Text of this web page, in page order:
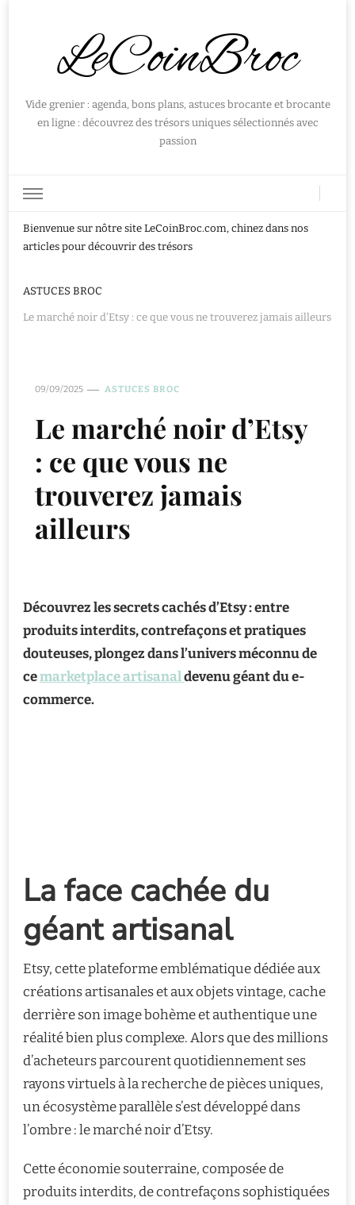
LeCoinBroc
Vide grenier : agenda, bons plans, astuces brocante et brocante
en ligne : découvrez des trésors uniques sélectionnés avec
passion
Bienvenue sur nôtre site LeCoinBroc.com, chinez dans nos
articles pour découvrir des trésors
ASTUCES BROC
Le marché noir d’Etsy : ce que vous ne trouverez jamais ailleurs
09/09/2025 ASTUCES BROC
Le marché noir d’Etsy
: ce que vous ne
trouverez jamais
ailleurs
Découvrez les secrets cachés d’Etsy : entre
produits interdits, contrefaçons et pratiques
douteuses, plongez dans l’univers méconnu de
cemarketplace artisanaldevenu géant du e-
commerce.
La face cachée du
géant artisanal
Etsy, cette plateforme emblématique dédiée aux
créations artisanales et aux objets vintage, cache
derrière son image bohème et authentique une
réalité bien plus complexe. Alors que des millions
d’acheteurs parcourent quotidiennement ses
rayons virtuels à la recherche de pièces uniques,
un écosystème parallèle s’est développé dans
l’ombre : le marché noir d’Etsy.
Cette économie souterraine, composée de
produits interdits, de contrefaçons sophistiquées